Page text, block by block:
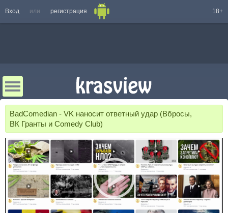
Вход или регистрация 18+
BadComedian - VK наносит ответный удар (Вбросы,
ВК Гранты и Comedy Club)